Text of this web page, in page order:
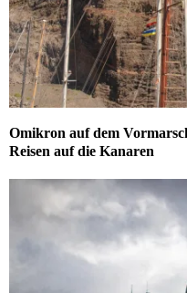
Omikron auf dem
Reisen auf die Kanaren